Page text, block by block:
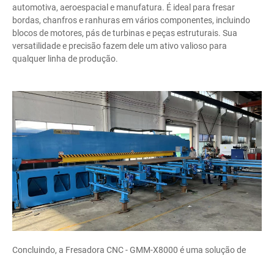
automotiva, aeroespacial e manufatura. É ideal para fresar
bordas, chanfros e ranhuras em vários componentes, incluindo
blocos de motores, pás de turbinas e peças estruturais. Sua
versatilidade e precisão fazem dele um ativo valioso para
qualquer linha de produção.
Concluindo, a Fresadora CNC - GMM-X8000 é uma solução de